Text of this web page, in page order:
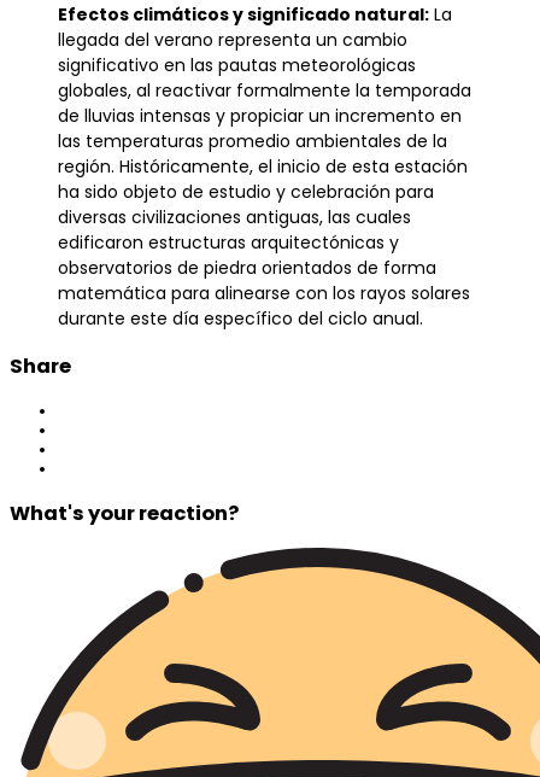
Efectos climáticos y significado natural: La
llegada del verano representa un cambio
significativo en las pautas meteorológicas
globales, al reactivar formalmente la temporada
de lluvias intensas y propiciar un incremento en
las temperaturas promedio ambientales de la
región. Históricamente, el inicio de esta estación
ha sido objeto de estudio y celebración para
diversas civilizaciones antiguas, las cuales
edificaron estructuras arquitectónicas y
observatorios de piedra orientados de forma
matemática para alinearse con los rayos solares
durante este día específico del ciclo anual.
Share
What's your reaction?